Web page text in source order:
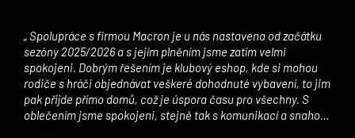
sezóny 2025/2026 a s jejím plněním jsme zatím velmi
spokojeni. Dobrým řešením je klubový eshop, kde si mohou
rodiče s hráči objednávat veškeré dohodnuté vybavení, to jim
pak přijde přímo domů, což je úspora času pro všechny. S
oblečením jsme spokojeni, stejně tak s komunikací a snahou